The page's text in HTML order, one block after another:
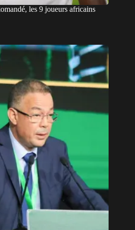
les 9 joueurs africains